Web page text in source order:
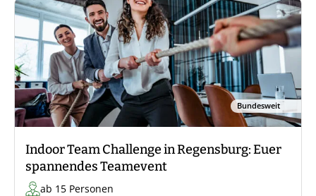
Bundesweit
Indoor Team Challenge in Regensburg: Euer
spannendes Teamevent
ab 15 Personen